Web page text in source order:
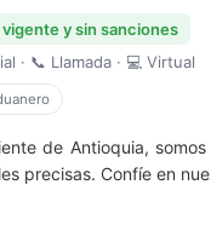
y sin sanciones
· 📞 Llamada · 💻 Virtual
de Antioquia,
precisas. Confíe en